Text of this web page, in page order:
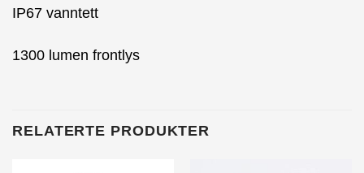
IP67 vanntett
1300 lumen frontlys
RELATERTE PRODUKTER